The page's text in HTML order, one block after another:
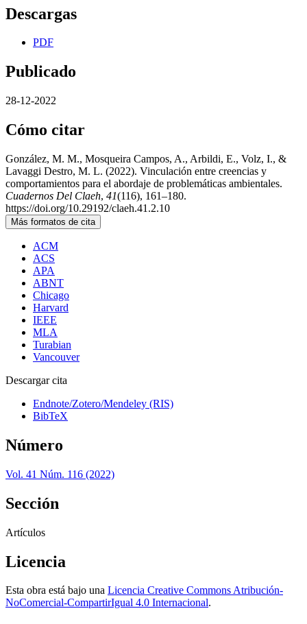
Descargas
PDF
Publicado
28-12-2022
Cómo citar
González, M. M., Mosqueira Campos, A., Arbildi, E., Volz, I., &
Lavaggi Destro, M. L. (2022). Vinculación entre creencias y
comportamientos para el abordaje de problemáticas ambientales.
Cuadernos Del Claeh, 41(116), 161–180.
https://doi.org/10.29192/claeh.41.2.10
Más formatos de cita
ACM
ACS
APA
ABNT
Chicago
Harvard
IEEE
MLA
Turabian
Vancouver
Descargar cita
Endnote/Zotero/Mendeley (RIS)
BibTeX
Número
Vol. 41 Núm. 116 (2022)
Sección
Artículos
Licencia
Esta obra está bajo una Licencia Creative Commons Atribución-
NoComercial-CompartirIgual 4.0 Internacional.